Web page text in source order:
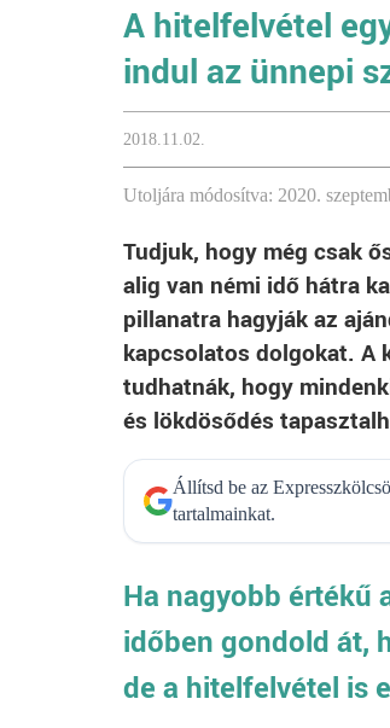
A hitelfelvétel
indul az ünnepi
2018.11.02.
Utoljára módosítva: 2020.
Tudjuk, hogy még csak
alig van némi idő hátra
pillanatra hagyják az
kapcsolatos dolgokat. A
tudhatnák, hogy
és lökdösődés
Állítsd be az
tartalmainkat.
Ha nagyobb értékű
időben gondold át,
de a hitelfelvétel is